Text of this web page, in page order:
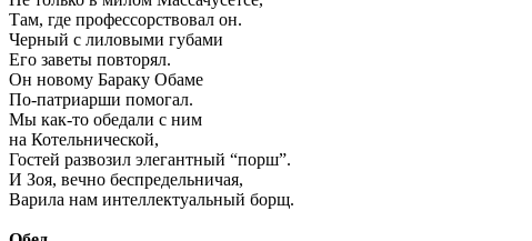
Там, где профессорствовал он.
Черный с лиловыми губами
Его заветы повторял.
Он новому Бараку Обаме
По-патриарши помогал.
Мы как-то обедали с ним
на Котельнической,
Гостей развозил элегантный “порш”.
И Зоя, вечно беспредельничая,
Варила нам интеллектуальный борщ.